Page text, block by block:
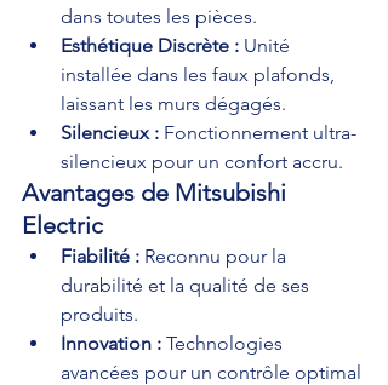
dans toutes les pièces.
Esthétique Discrète : Unité
installée dans les faux plafonds,
laissant les murs dégagés.
Silencieux : Fonctionnement ultra-
silencieux pour un confort accru.
Avantages de Mitsubishi
Electric
Fiabilité : Reconnu pour la
durabilité et la qualité de ses
produits.
Innovation : Technologies
avancées pour un contrôle optimal